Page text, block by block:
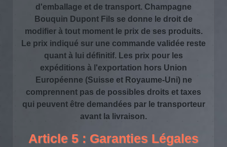
d'emballage et de transport. Champagne
Bouquin Dupont Fils se donne le droit de
modifier à tout moment le prix de ses produits.
Le prix indiqué sur une commande validée reste
quant à lui définitif. Les prix pour les
expéditions à l'exportation hors Union
Européenne (Suisse et Royaume-Uni) ne
comprennent pas de possibles droits et taxes
qui peuvent être demandées par le transporteur
avant la livraison.
Article 5 : Garanties Légales